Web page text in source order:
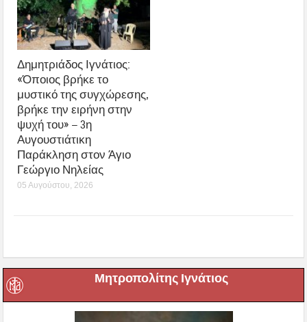
Δημητριάδος Ιγνάτιος:
«Όποιος βρήκε το
μυστικό της συγχώρεσης,
βρήκε την ειρήνη στην
ψυχή του» – 3η
Αυγουστιάτικη
Παράκληση στον Άγιο
Γεώργιο Νηλείας
05 Αυγούστου, 2026
Μητροπολίτης Ιγνάτιος